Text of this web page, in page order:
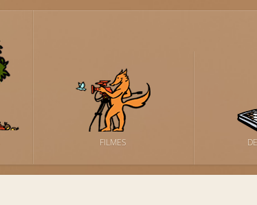
FILMES